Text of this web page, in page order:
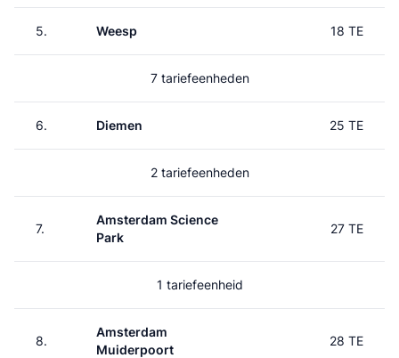
5. Weesp 18 TE
7 tariefeenheden
6. Diemen 25 TE
2 tariefeenheden
7.
Amsterdam Science
Park
27 TE
1 tariefeenheid
8.
Amsterdam
Muiderpoort
28 TE